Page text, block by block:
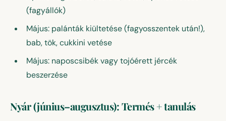
(fagyállók)
Május: palánták kiültetése (fagyosszentek után!),
bab, tök, cukkini vetése
Május: naposcsibék vagy tojóérett jércék
beszerzése
Nyár (június–augusztus): Termés + tanulás